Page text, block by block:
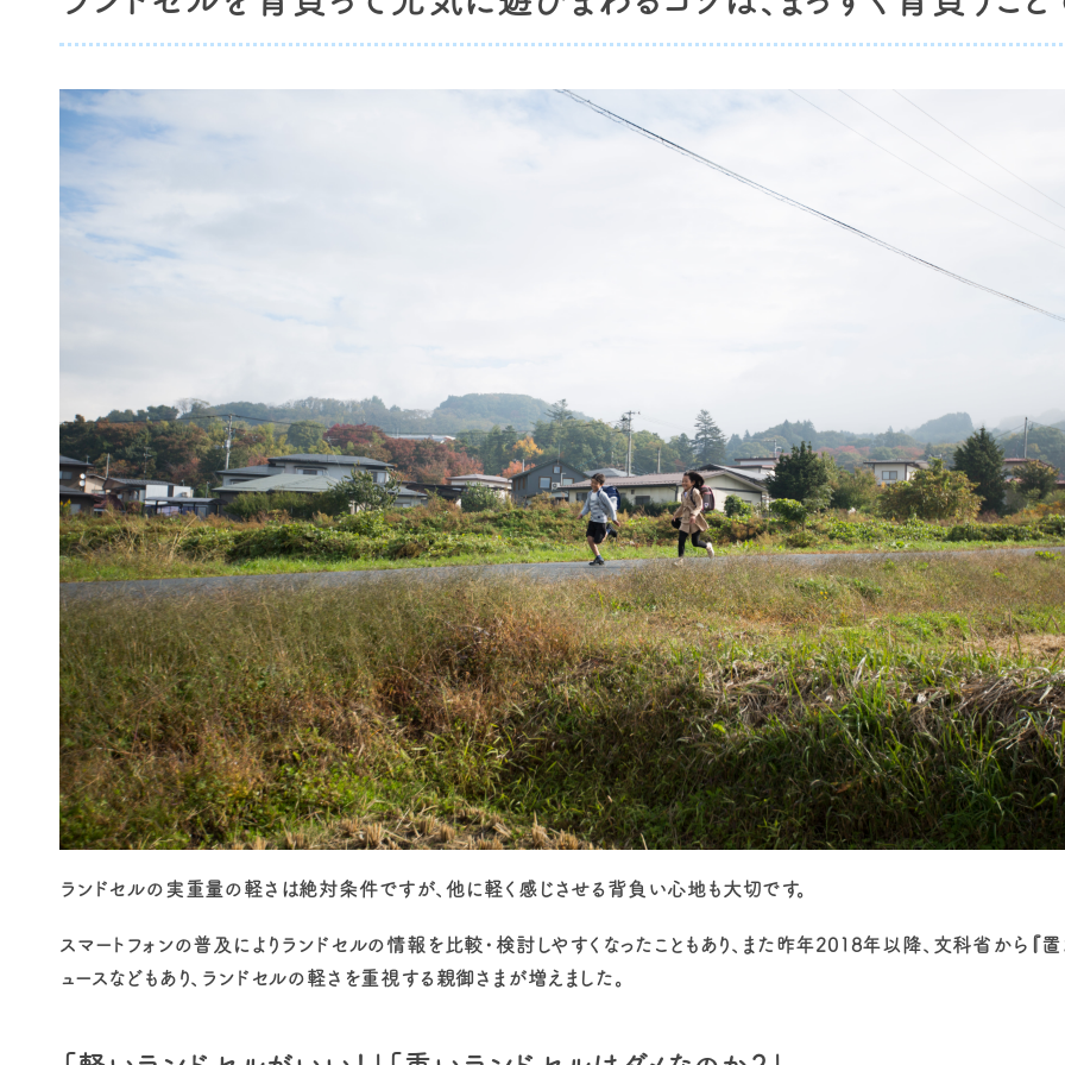
ランドセルの実重量の軽さは絶対条件ですが、他に軽く感じさせる背負い心地も大切です。
スマートフォンの普及によりランドセルの情報を比較・検討しやすくなったこともあり、また昨年2018年以降、文科省から『置
ュースなどもあり、ランドセルの軽さを重視する親御さまが増えました。